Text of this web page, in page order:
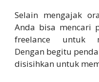
Selain mengajak
Anda bisa mencari
freelance untuk
Dengan begitu
disisihkan untuk